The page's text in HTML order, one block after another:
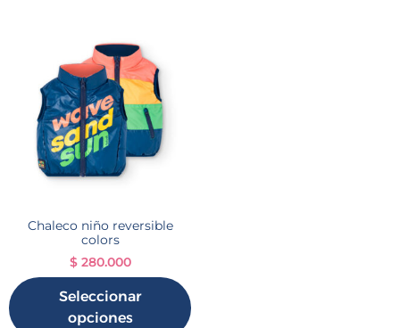
Chaleco niño reversible
colors
$280.000
Seleccionar
opciones